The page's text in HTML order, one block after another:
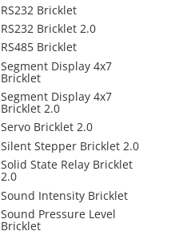
RS232 Bricklet
RS232 Bricklet 2.0
RS485 Bricklet
Segment Display 4x7
Bricklet
Segment Display 4x7
Bricklet 2.0
Servo Bricklet 2.0
Silent Stepper Bricklet 2.0
Solid State Relay Bricklet
2.0
Sound Intensity Bricklet
Sound Pressure Level
Bricklet